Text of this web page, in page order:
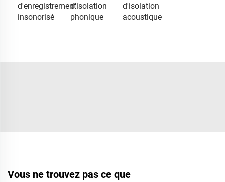
d'enregistrement
insonorisé
d'isolation
phonique
d'isolation
acoustique
Vous ne trouvez pas ce que